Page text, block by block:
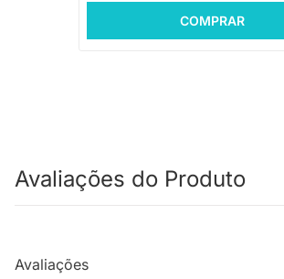
COMPRAR
Avaliações do Produto
Avaliações